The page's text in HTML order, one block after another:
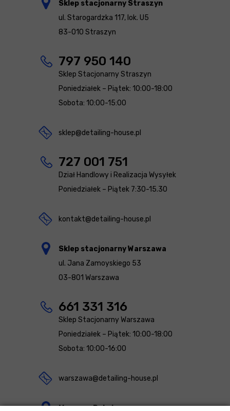
Sklep stacjonarny Straszyn
ul. Starogardzka 117, lok. U5
83-010 Straszyn
797 950 140
Sklep Stacjonarny Straszyn
Poniedziałek – Piątek: 10:00-18:00
Sobota: 10:00-15:00
sklep@detailing-house.pl
727 001 751
Dział Handlowy i Realizacja Wysyłek
Poniedziałek – Piątek 7:30-15.30
kontakt@detailing-house.pl
Sklep stacjonarny Warszawa
ul. Jana Zamoyskiego 53
03-801 Warszawa
661 331 316
Sklep Stacjonarny Warszawa
Poniedziałek – Piątek: 10:00-18:00
Sobota: 10:00-16:00
warszawa@detailing-house.pl
Magazyn Rekcin